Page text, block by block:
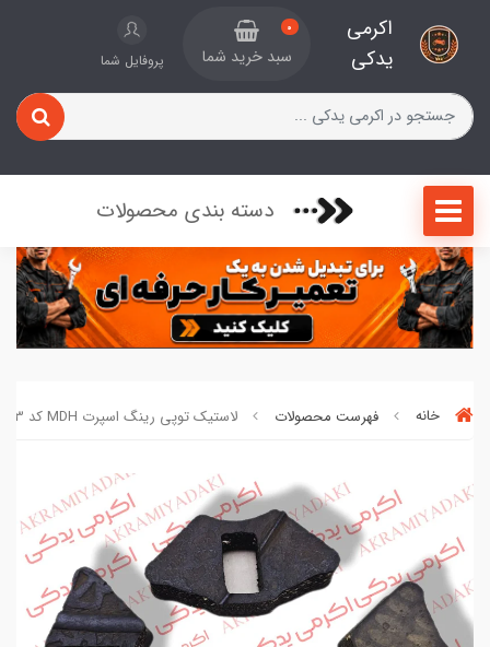
اکرمی
یدکی
0
سبد خرید شما پروفایل شما
دسته بندی محصولات
خانه فهرست محصولات لاستیک توپی رینگ اسپرت MDH کد 520723